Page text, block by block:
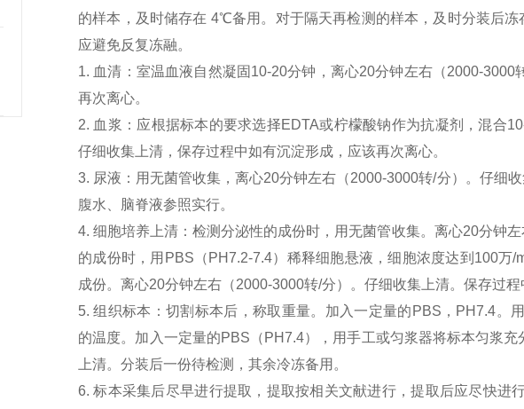
的样本，及时储存在 4℃备用。对于隔天再检测的样本，及时分装后
应避免反复冻融。
1. 血清：室温血液自然凝固10-20分钟，离心20分钟左右（2000-
再次离心。
2. 血浆：应根据标本的要求选择EDTA或柠檬酸钠作为抗凝剂，混合
仔细收集上清，保存过程中如有沉淀形成，应该再次离心。
3. 尿液：用无菌管收集，离心20分钟左右（2000-3000转/分）。仔细
腹水、脑脊液参照实行。
4. 细胞培养上清：检测分泌性的成份时，用无菌管收集。离心20分钟
的成份时，用PBS（PH7.2-7.4）稀释细胞悬液，细胞浓度达到100万
成份。离心20分钟左右（2000-3000转/分）。仔细收集上清。保存过程
5. 组织标本：切割标本后，称取重量。加入一定量的PBS，PH7.4。
的温度。加入一定量的PBS（PH7.4），用手工或匀浆器将标本匀浆
上清。分装后一份待检测，其余冷冻备用。
6. 标本采集后尽早进行提取，提取按相关文献进行，提取后应尽快